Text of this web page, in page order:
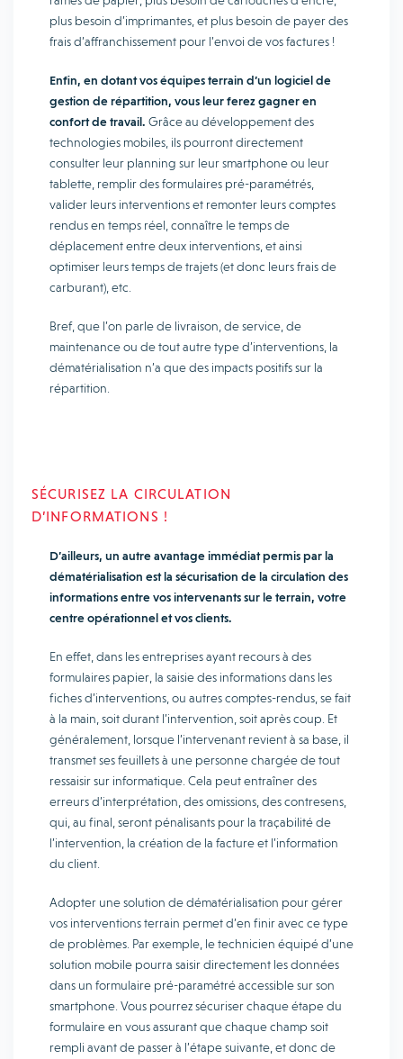
plus besoin d’imprimantes, et plus besoin de payer des
frais d’affranchissement pour l’envoi de vos factures !
Enfin, en dotant vos équipes terrain d’un logiciel de
gestion de répartition, vous leur ferez gagner en
confort de travail. Grâce au développement des
technologies mobiles, ils pourront directement
consulter leur planning sur leur smartphone ou leur
tablette, remplir des formulaires pré-paramétrés,
valider leurs interventions et remonter leurs comptes
rendus en temps réel, connaître le temps de
déplacement entre deux interventions, et ainsi
optimiser leurs temps de trajets (et donc leurs frais de
carburant), etc.
Bref, que l’on parle de livraison, de service, de
maintenance ou de tout autre type d’interventions, la
dématérialisation n’a que des impacts positifs sur la
répartition.
SÉCURISEZ LA CIRCULATION
D’INFORMATIONS !
D’ailleurs, un autre avantage immédiat permis par la
dématérialisation est la sécurisation de la circulation des
informations entre vos intervenants sur le terrain, votre
centre opérationnel et vos clients.
En effet, dans les entreprises ayant recours à des
formulaires papier, la saisie des informations dans les
fiches d’interventions, ou autres comptes-rendus, se fait
à la main, soit durant l’intervention, soit après coup. Et
généralement, lorsque l’intervenant revient à sa base, il
transmet ses feuillets à une personne chargée de tout
ressaisir sur informatique. Cela peut entraîner des
erreurs d’interprétation, des omissions, des contresens,
qui, au final, seront pénalisants pour la traçabilité de
l’intervention, la création de la facture et l’information
du client.
Adopter une solution de dématérialisation pour gérer
vos interventions terrain permet d’en finir avec ce type
de problèmes. Par exemple, le technicien équipé d’une
solution mobile pourra saisir directement les données
dans un formulaire pré-paramétré accessible sur son
smartphone. Vous pourrez sécuriser chaque étape du
formulaire en vous assurant que chaque champ soit
rempli avant de passer à l’étape suivante, et donc de